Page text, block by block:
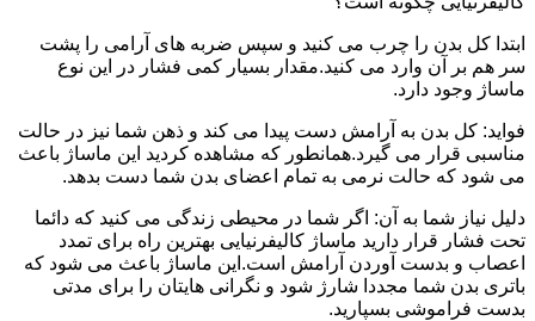
ابتدا کل بدن را چرب می کنید و سپس ضربه های آرامی را پشت
سر هم بر آن وارد می کنید.مقدار بسیار کمی فشار در این نوع
ماساژ وجود دارد.
فواید: کل بدن به آرامش دست پیدا می کند و ذهن شما نیز در حالت
مناسبی قرار می گیرد.همانطور که مشاهده کردید این ماساژ باعث
می شود که حالت نرمی به تمام اعضای بدن شما دست بدهد.
دلیل نیاز شما به آن: اگر شما در محیطی زندگی می کنید که دائما
تحت فشار قرار دارید ماساژ کالیفرنیایی بهترین راه برای تمدد
اعصاب و بدست آوردن آرامش است.این ماساژ باعث می شود که
باتری بدن شما مجددا شارژ شود و نگرانی هایتان را برای مدتی
بدست فراموشی بسپارید.